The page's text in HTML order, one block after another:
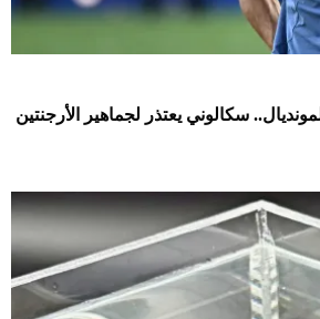
سكالوني يعتذر لجماهير الأرجنتين